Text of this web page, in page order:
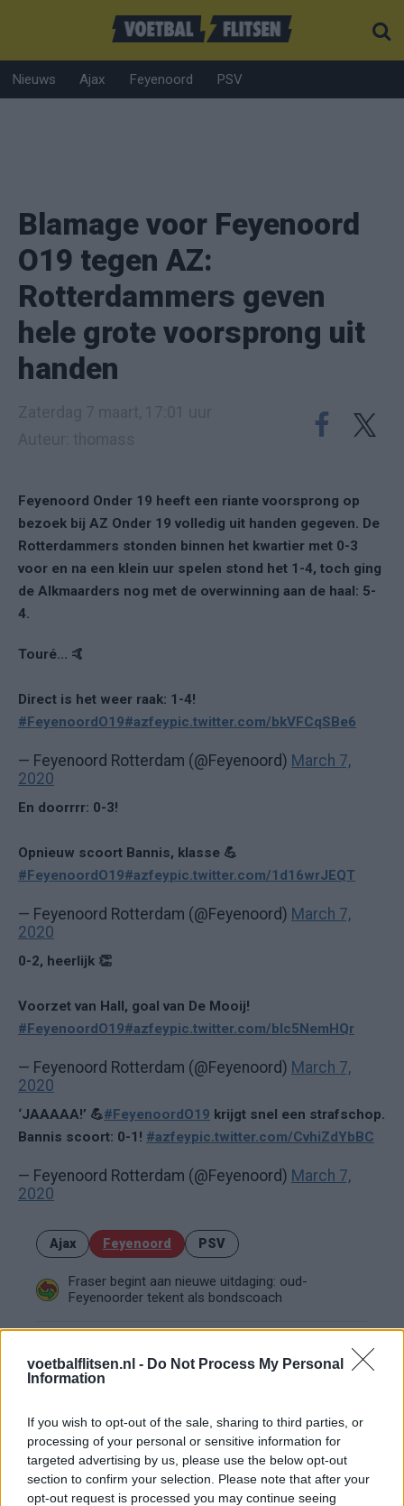
voetbalflitsen.nl - Do Not Process My Personal
Information
If you wish to opt-out of the sale, sharing to third parties, or
processing of your personal or sensitive information for
targeted advertising by us, please use the below opt-out
section to confirm your selection. Please note that after your
opt-out request is processed you may continue seeing
Nieuws Ajax Feyenoord PSV
Blamage voor Feyenoord
O19 tegen AZ:
Rotterdammers geven
hele grote voorsprong uit
handen
Feyenoord Onder 19 heeft een riante voorsprong op
bezoek bij AZ Onder 19 volledig uit handen gegeven. De
Rotterdammers stonden binnen het kwartier met 0-3
voor en na een klein uur spelen stond het 1-4, toch ging
de Alkmaarders nog met de overwinning aan de haal: 5-
4.
Touré... 🤙
Direct is het weer raak: 1-4!
#FeyenoordO19#azfeypic.twitter.com/bkVFCqSBe6
— Feyenoord Rotterdam (@Feyenoord) March 7,
2020
En doorrrr: 0-3!
Opnieuw scoort Bannis, klasse 💪
#FeyenoordO19#azfeypic.twitter.com/1d16wrJEQT
— Feyenoord Rotterdam (@Feyenoord) March 7,
2020
0-2, heerlijk 👏
Voorzet van Hall, goal van De Mooij!
#FeyenoordO19#azfeypic.twitter.com/blc5NemHQr
— Feyenoord Rotterdam (@Feyenoord) March 7,
2020
‘JAAAAA!’ 💪#FeyenoordO19 krijgt snel een strafschop.
Bannis scoort: 0-1! #azfeypic.twitter.com/CvhiZdYbBC
— Feyenoord Rotterdam (@Feyenoord) March 7,
2020
Ajax Feyenoord PSV
Fraser begint aan nieuwe uitdaging: oud-
Feyenoorder tekent als bondscoach
bereik
deze twee posities nog versterken
Feyenoord incasseert miljoenen: transfer Leo
Sauer naar Stuttgart bijna rond